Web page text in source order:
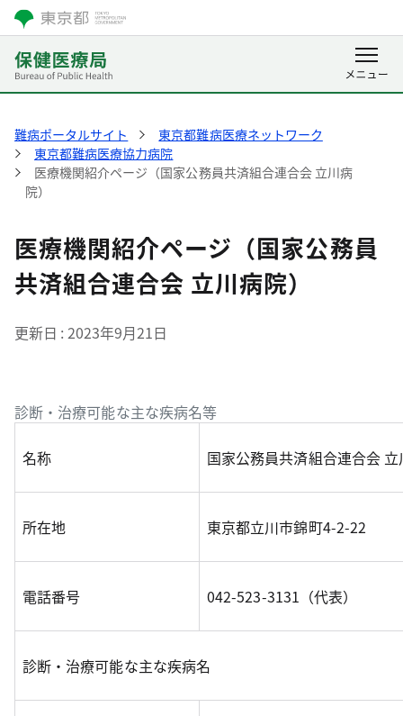
難病ポータルサイト
東京都難病医療ネットワーク
東京都難病医療協力病院
医療機関紹介ページ（国家公務員共済組合連合会 立川病
院）
医療機関紹介ページ（国家公務員
共済組合連合会 立川病院）
更新日 2023年9月21日
診断・治療可能な主な疾病名等
名称 国家公務員共済組合連合会
所在地 東京都立川市錦町4-2-22
電話番号 042-523-3131（代表）
診断・治療可能な主な疾病名